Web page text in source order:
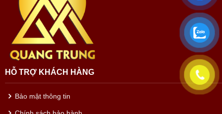
HỖ TRỢ KHÁCH HÀNG
Bảo mật thông tin